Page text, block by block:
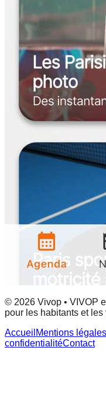
© 2026 Vivop • VIVOP
pour les habitants et les
Accueil Mentions légales
confidentialitéContact